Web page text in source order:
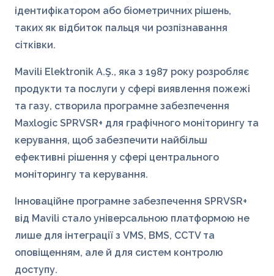
ідентифікатором або біометричних рішень,
таких як відбиток пальця чи розпізнавання
сітківки.
Mavili Elektronik A.Ş., яка з 1987 року розробляє
продукти та послуги у сфері виявлення пожежі
та газу, створила програмне забезпечення
Maxlogic SPRVSR+ для графічного моніторингу та
керування, щоб забезпечити найбільш
ефективні рішення у сфері центрального
моніторингу та керування.
Інноваційне програмне забезпечення SPRVSR+
від Mavili стало універсальною платформою не
лише для інтеграції з VMS, BMS, CCTV та
оповіщенням, але й для систем контролю
доступу.